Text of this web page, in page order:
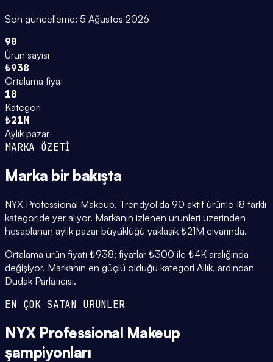
Son güncelleme: 5 Ağustos 2026
90
Ürün sayısı
₺938
Ortalama fiyat
18
Kategori
₺21M
Aylık pazar
MARKA ÖZETİ
Marka bir bakışta
NYX Professional Makeup, Trendyol'da 90 aktif ürünle 18 farklı
kategoride yer alıyor. Markanın izlenen ürünleri üzerinden
hesaplanan aylık pazar büyüklüğü yaklaşık ₺21M civarında.
Ortalama ürün fiyatı ₺938; fiyatlar ₺300 ile ₺4K aralığında
değişiyor. Markanın en güçlü olduğu kategori Allık, ardından
Dudak Parlatıcısı.
EN ÇOK SATAN ÜRÜNLER
NYX Professional Makeup
şampiyonları